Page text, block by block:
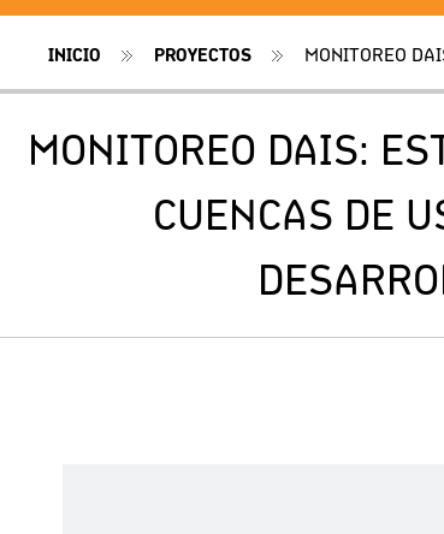
INICIO PROYECTOS MONITOREO
MONITOREO DAIS:
CUENCAS DE